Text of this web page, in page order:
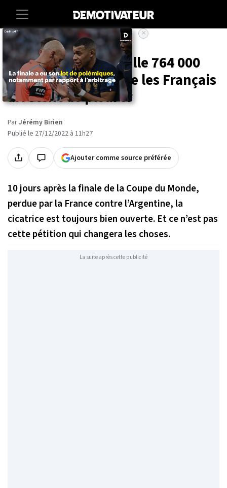
Accueil Societe Sport
Une pétition recueille 764 000
signatures pour que les Français
arrêtent de pleurer
ParJérémy Birien
Publié le 27/12/2022 à 11h27
Ajouter comme source préférée
×
10 jours après la finale de la Coupe du Monde,
perdue par la France contre l’Argentine, la
cicatrice est toujours bien ouverte. Et ce n’est pas
cette pétition qui changera les choses.
La suite après cette publicité